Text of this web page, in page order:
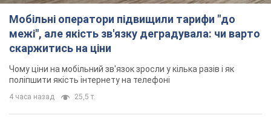
Мобільні оператори підвищили тарифи "до
межі", але якість зв'язку деградувала: чи варто
скаржитись на ціни
Чому ціни на мобільний зв'язок зросли у кілька разів і як
поліпшити якість інтернету на телефоні
4 часа назад 25,5 т.